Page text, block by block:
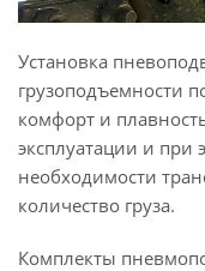
Установка
грузоподъемности
комфорт и
эксплуатации и при
необходимости
количество груза.
Комплекты